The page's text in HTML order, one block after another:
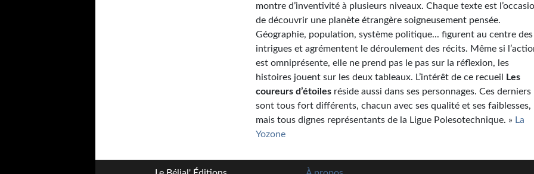
montre d’inventivité à plusieurs niveaux. Chaque texte est
de découvrir une planète étrangère soigneusement pensée.
Géographie, population, système politique... figurent au centre des
intrigues et agrémentent le déroulement des récits. Même si
est omniprésente, elle ne prend pas le pas sur la réflexion, les
histoires jouent sur les deux tableaux. L’intérêt de ce recueil
Les
coureurs d’étoiles réside aussi dans ses personnages. Ces derniers
sont tous fort différents, chacun avec ses qualité et ses faiblesses,
mais tous dignes représentants de la Ligue Polesotechnique. » La
Yozone